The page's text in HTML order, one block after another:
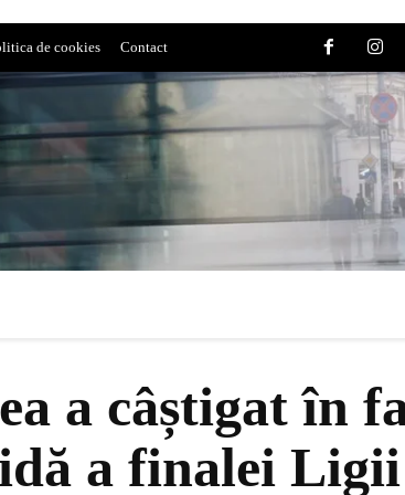
de cookies Contact
a câștigat în
a finalei